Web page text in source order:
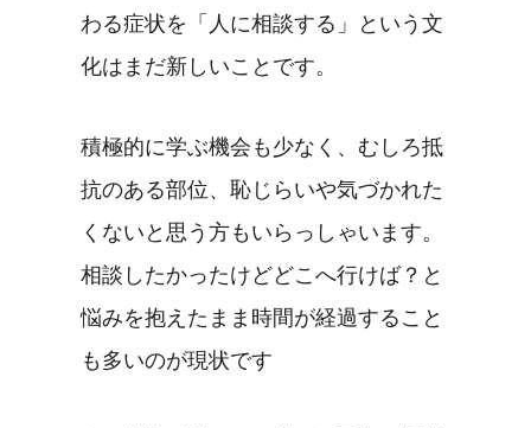
わる症状を「人に相談する」という文
化はまだ新しいことです。
積極的に学ぶ機会も少なく、むしろ抵
抗のある部位、恥じらいや気づかれた
くないと思う方もいらっしゃいます。
相談したかったけどどこへ行けば？と
悩みを抱えたまま時間が経過すること
も多いのが現状です